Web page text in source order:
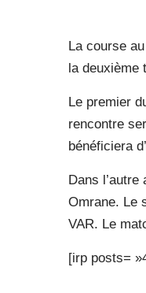
La course
la deuxième
Le premier
rencontre
bénéficiera
Dans
Omrane. Le
VAR. Le
[irp posts=